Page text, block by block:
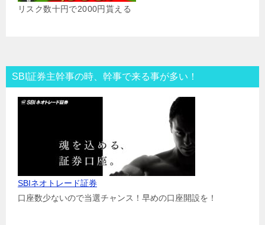
リスク数十円で2000円貰える
SBI証券主幹事の時、幹事で来る事が多い！
SBIネオトレード証券
口座数少ないので当選チャンス！早めの口座開設を！